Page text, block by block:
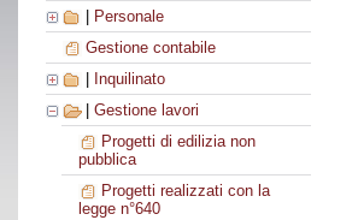
Personale
Gestione contabile
Inquilinato
Gestione lavori
Progetti di edilizia non
pubblica
Progetti realizzati con la
legge n°640